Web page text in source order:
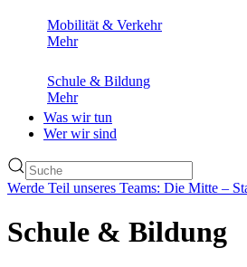
Mobilität & Verkehr
Mehr
Schule & Bildung
Mehr
Was wir tun
Wer wir sind
Werde Teil unseres Teams: Die Mitte –
Schule & Bildung